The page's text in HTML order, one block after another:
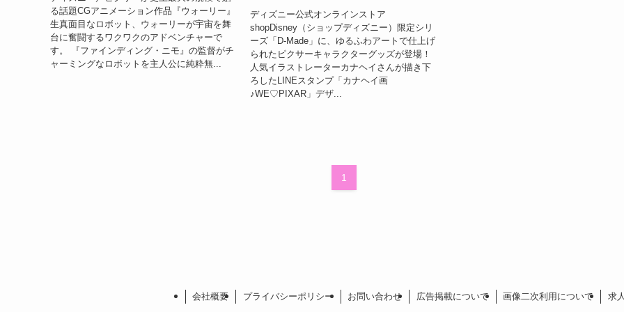
る話題CGアニメーション作品『ウォーリー』
生真面目なロボット、ウォーリーが宇宙を舞
台に奮闘するワクワクのアドベンチャーで
す。 『ファインディング・ニモ』の監督がチ
ャーミングなロボットを主人公に純粋無...
ディズニー公式オンラインストア
shopDisney（ショップディズニー）限定シリ
ーズ「D-Made」に、ゆるふわアートで仕上げ
られたピクサーキャラクターグッズが登場！
人気イラストレーターカナヘイさんが描き下
ろしたLINEスタンプ「カナヘイ画
♪WE♡PIXAR」デザ...
1
会社概要 プライバシーポリシー お問い合わせ 広告掲載について 画像二次利用について 求